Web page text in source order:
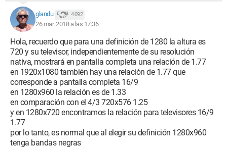
glandu 4 092
26 mar. 2018 a las 17:36
Hola, recuerdo que para una definición de 1280 la altura es
720 y su televisor, independientemente de su resolución
nativa, mostrará en pantalla completa una relación de 1.77
en 1920x1080 también hay una relación de 1.77 que
corresponde a pantalla completa 16/9
en 1280x960 la relación es de 1.33
en comparación con el 4/3 720x576 1.25
y en 1280x720 encontramos la relación para televisores 16/9
1.77
por lo tanto, es normal que al elegir su definición 1280x960
tenga bandas negras